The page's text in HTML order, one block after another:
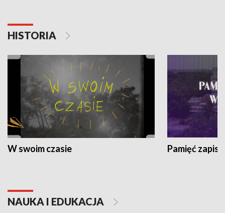
HISTORIA
W swoim czasie Pamięć
NAUKA I EDUKACJA